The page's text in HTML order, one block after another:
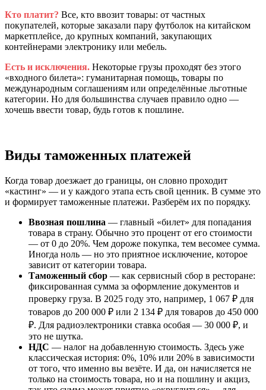
Кто платит? Все, кто ввозит товары: от частных
покупателей, которые заказали пару футболок на китайском
маркетплейсе, до крупных компаний, закупающих
контейнерами электронику или мебель.
Есть и исключения. Некоторые грузы проходят без этого
«входного билета»: гуманитарная помощь, товары по
международным соглашениям или определённые льготные
категории. Но для большинства случаев правило одно —
хочешь ввести товар, будь готов к пошлине.
Виды таможенных платежей
Когда товар доезжает до границы, он словно проходит
«кастинг» — и у каждого этапа есть свой ценник. В сумме это
и формирует таможенные платежи. Разберём их по порядку.
Ввозная пошлина — главный «билет» для попадания
товара в страну. Обычно это процент от его стоимости
— от 0 до 20%. Чем дороже покупка, тем весомее сумма.
Иногда ноль — но это приятное исключение, которое
зависит от категории товара.
Таможенный сбор — как сервисный сбор в ресторане:
фиксированная сумма за оформление документов и
проверку груза. В 2025 году это, например, 1 067 ₽ для
товаров до 200 000 ₽ или 2 134 ₽ для товаров до 450 000
₽. Для радиоэлектроники ставка особая — 30 000 ₽, и
это не шутка.
НДС — налог на добавленную стоимость. Здесь уже
классическая история: 0%, 10% или 20% в зависимости
от того, что именно вы везёте. И да, он начисляется не
только на стоимость товара, но и на пошлину и акциз,